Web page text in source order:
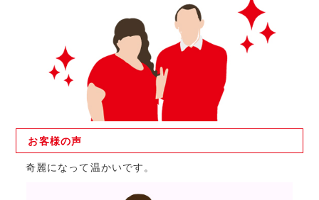
お客様の声
奇麗になって温かいです。